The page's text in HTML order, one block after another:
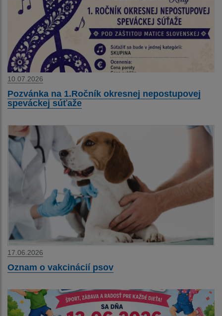
10.07.2026
Pozvánka na 1.Ročník okresnej nepostupovej
speváckej súťaže
17.06.2026
Oznam o vakcinácií psov